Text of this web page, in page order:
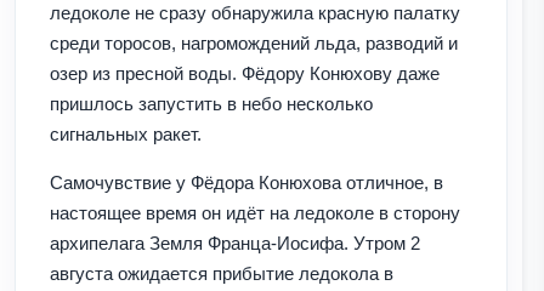
ледоколе не сразу обнаружила красную палатку
среди торосов, нагромождений льда, разводий и
озер из пресной воды. Фёдору Конюхову даже
пришлось запустить в небо несколько
сигнальных ракет.
Самочувствие у Фёдора Конюхова отличное, в
настоящее время он идёт на ледоколе в сторону
архипелага Земля Франца-Иосифа. Утром 2
августа ожидается прибытие ледокола в